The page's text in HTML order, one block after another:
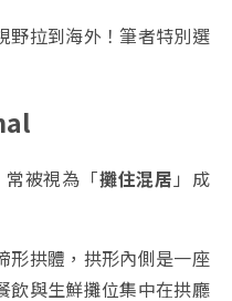
野拉到海外！筆者特別選
被視為「攤住混居 」成
形拱體，拱形內側是一座
飲與生鮮攤位集中在拱廳